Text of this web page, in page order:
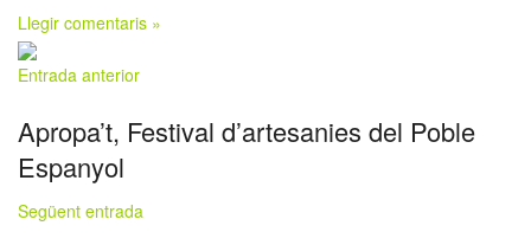
Llegir comentaris »
Entrada anterior
Apropa’t, Festival d’artesanies del Poble
Espanyol
Següent entrada